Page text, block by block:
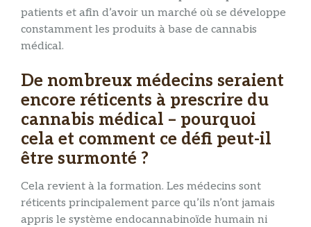
patients et afin d’avoir un marché où se développe
constamment les produits à base de cannabis
médical.
De nombreux médecins seraient
encore réticents à prescrire du
cannabis médical – pourquoi
cela et comment ce défi peut-il
être surmonté ?
Cela revient à la formation. Les médecins sont
réticents principalement parce qu’ils n’ont jamais
appris le système endocannabinoïde humain ni